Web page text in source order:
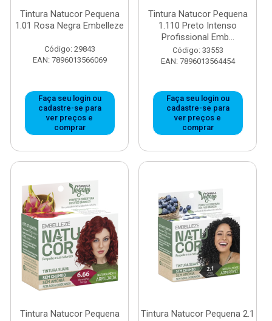
Tintura Natucor Pequena
1.01 Rosa Negra Embelleze
Código: 29843
EAN: 7896013566069
Faça seu login ou
cadastre-se para
ver preços e
comprar
Tintura Natucor Pequena
1.110 Preto Intenso
Profissional Emb...
Código: 33553
EAN: 7896013564454
Faça seu login ou
cadastre-se para
ver preços e
comprar
Tintura Natucor Pequena
Tintura Natucor Pequena 2.1